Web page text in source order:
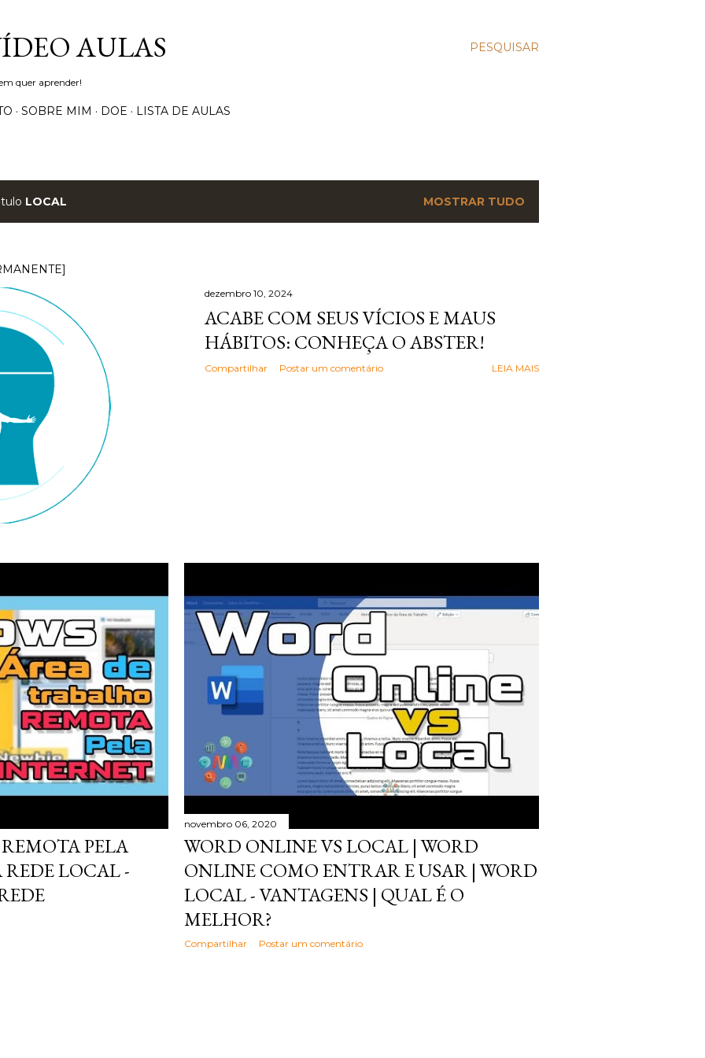
PESQUISAR
AULAS
quer aprender!
SOBRE MIM DOE LISTA DE AULAS
LOCAL MOSTRAR TUDO
dezembro 10, 2024
ACABE COM SEUS VÍCIOS E MAUS
HÁBITOS: CONHEÇA O ABSTER!
Compartilhar Postar um comentário LEIA MAIS
PELA
LOCAL -
novembro 06, 2020
WORD ONLINE VS LOCAL | WORD
ONLINE COMO ENTRAR E USAR | WORD
LOCAL - VANTAGENS | QUAL É O
MELHOR?
Compartilhar Postar um comentário